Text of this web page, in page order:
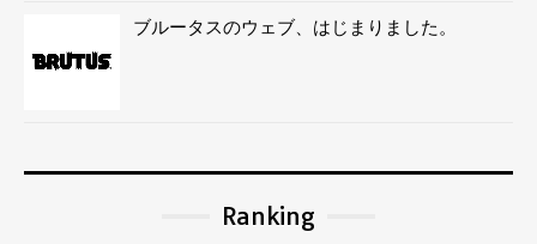
ブルータスのウェブ、はじまりました。
Ranking